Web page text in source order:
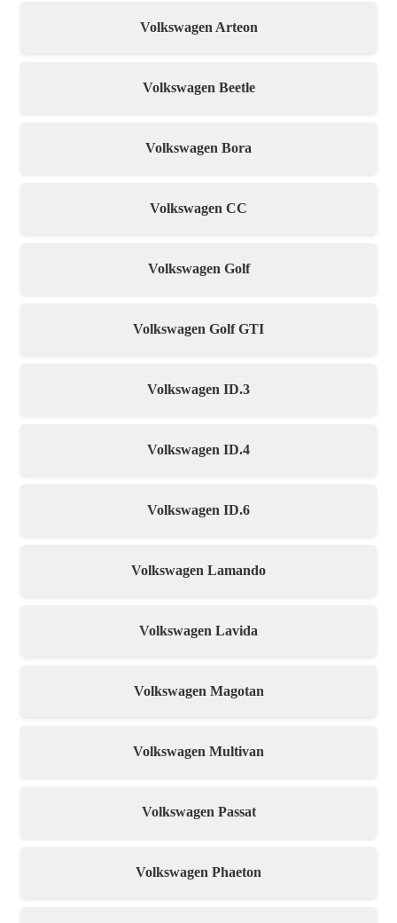
Volkswagen Arteon
Volkswagen Beetle
Volkswagen Bora
Volkswagen CC
Volkswagen Golf
Volkswagen Golf GTI
Volkswagen ID.3
Volkswagen ID.4
Volkswagen ID.6
Volkswagen Lamando
Volkswagen Lavida
Volkswagen Magotan
Volkswagen Multivan
Volkswagen Passat
Volkswagen Phaeton